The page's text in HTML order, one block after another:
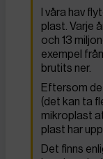
I våra hav
plast. Varje
och 13
exempel
brutits ner.
Eftersom
(det kan ta
mikroplast
plast har
Det finns